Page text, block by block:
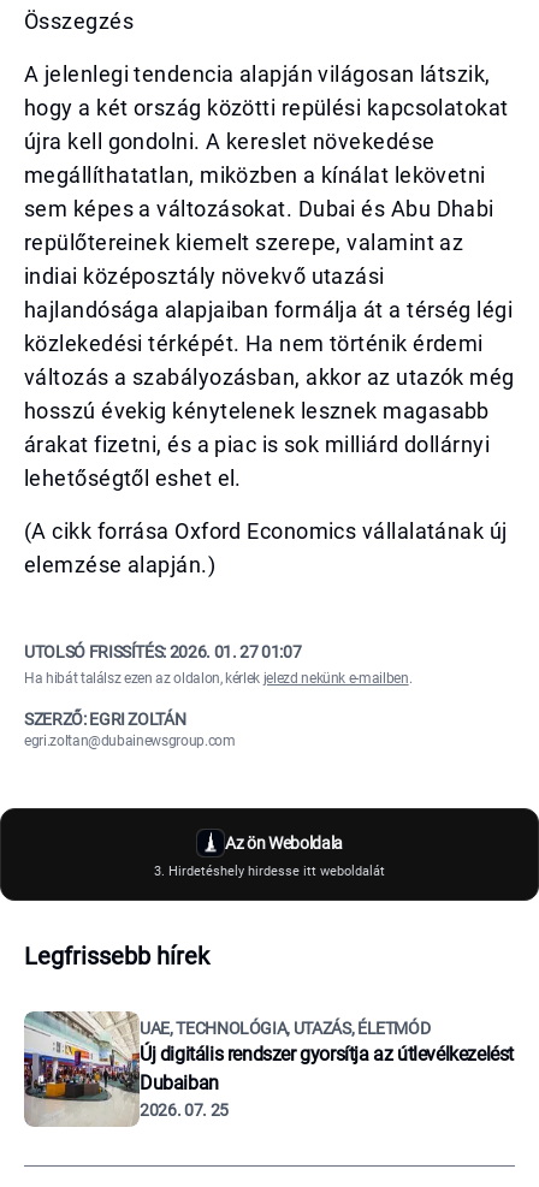
Összegzés
A jelenlegi tendencia alapján világosan látszik,
hogy a két ország közötti repülési kapcsolatokat
újra kell gondolni. A kereslet növekedése
megállíthatatlan, miközben a kínálat lekövetni
sem képes a változásokat. Dubai és Abu Dhabi
repülőtereinek kiemelt szerepe, valamint az
indiai középosztály növekvő utazási
hajlandósága alapjaiban formálja át a térség légi
közlekedési térképét. Ha nem történik érdemi
változás a szabályozásban, akkor az utazók még
hosszú évekig kénytelenek lesznek magasabb
árakat fizetni, és a piac is sok milliárd dollárnyi
lehetőségtől eshet el.
(A cikk forrása Oxford Economics vállalatának új
elemzése alapján.)
UTOLSÓ FRISSÍTÉS:2026. 01. 27 01:07
Ha hibát találsz ezen az oldalon, kérlek jelezd nekünk e-mailben.
SZERZŐ: EGRI ZOLTÁN
egri.zoltan@dubainewsgroup.com
Az ön Weboldala
3. Hirdetéshely hirdesse itt weboldalát
Legfrissebb hírek
UAE, TECHNOLÓGIA, UTAZÁS, ÉLETMÓD
Új digitális rendszer gyorsítja az útlevélkezelést
Dubaiban
2026. 07. 25